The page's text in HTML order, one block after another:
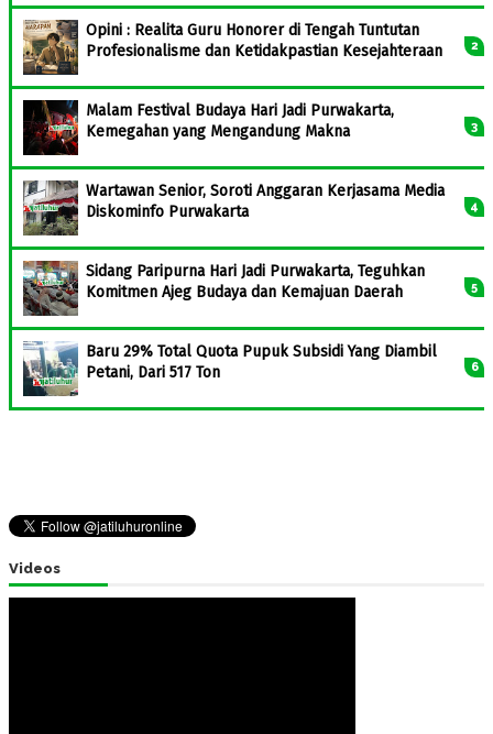
Opini : Realita Guru Honorer di Tengah Tuntutan
Profesionalisme dan Ketidakpastian Kesejahteraan
Malam Festival Budaya Hari Jadi Purwakarta,
Kemegahan yang Mengandung Makna
Wartawan Senior, Soroti Anggaran Kerjasama Media
Diskominfo Purwakarta
Sidang Paripurna Hari Jadi Purwakarta, Teguhkan
Komitmen Ajeg Budaya dan Kemajuan Daerah
Baru 29% Total Quota Pupuk Subsidi Yang Diambil
Petani, Dari 517 Ton
Videos